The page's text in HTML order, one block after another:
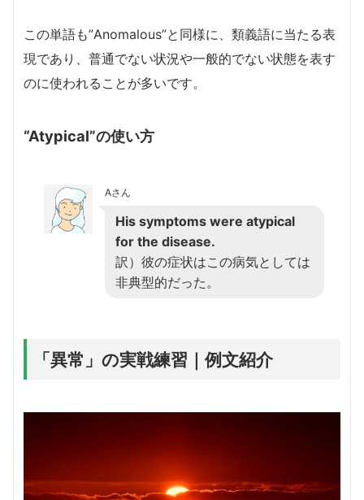
この単語も”Anomalous”と同様に、類義語に当たる表
現であり、普通でない状況や一般的でない状態を表す
のに使われることが多いです。
“Atypical”の使い方
Aさん
His symptoms were atypical
for the disease.
訳）彼の症状はこの病気としては
非典型的だった。
「異常」の実戦練習｜例文紹介